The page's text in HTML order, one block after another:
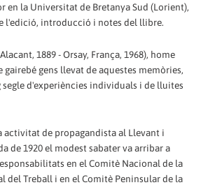
en la Universitat de Bretanya Sud (Lorient),
l'edició, introducció i notes del llibre.
1889 - Orsay, França, 1968), home
gens llevat de aquestes memòries,
segle d'experiències individuals i de lluites
activitat de propagandista al Llevant i
de 1920 el modest sabater va arribar a
en el Comitè Nacional de la
del Treball i en el Comitè Peninsular de la